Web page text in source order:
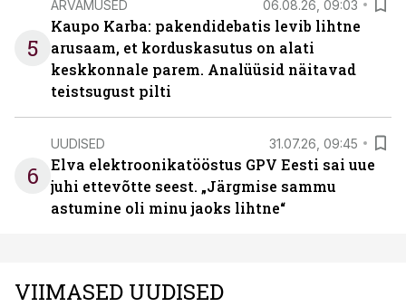
5
ARVAMUSED 06.08.26, 09:03
Kaupo Karba: pakendidebatis levib lihtne
arusaam, et korduskasutus on alati
keskkonnale parem. Analüüsid näitavad
teistsugust pilti
6
UUDISED 31.07.26, 09:45
Elva elektroonikatööstus GPV Eesti sai uue
juhi ettevõtte seest. „Järgmise sammu
astumine oli minu jaoks lihtne“
VIIMASED UUDISED